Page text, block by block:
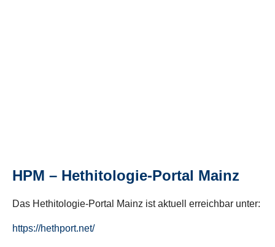
HPM – Hethitologie-Portal Mainz
Das Hethitologie-Portal Mainz ist aktuell erreichbar unter:
https://hethport.net/